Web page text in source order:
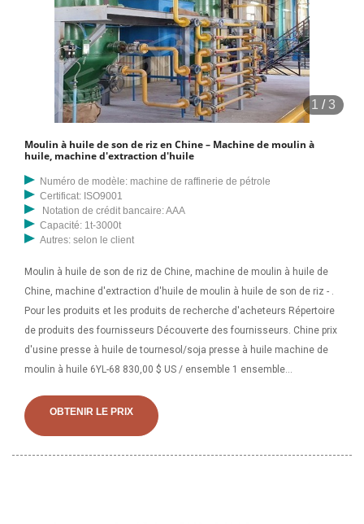
1 /3
Moulin à huile de son de riz en Chine – Machine de moulin à
huile, machine d'extraction d'huile
Numéro de modèle: machine de raffinerie de pétrole
Certificat: ISO9001
Notation de crédit bancaire: AAA
Capacité: 1t-3000t
Autres: selon le client
Moulin à huile de son de riz de Chine, machine de moulin à huile de
Chine, machine d'extraction d'huile de moulin à huile de son de riz - .
Pour les produits et les produits de recherche d'acheteurs Répertoire
de produits des fournisseurs Découverte des fournisseurs. Chine prix
d'usine presse à huile de tournesol/soja presse à huile machine de
moulin à huile 6YL-68 830,00 $ US / ensemble 1 ensemble
Machinery Sales Co., Ltd. 93,5 % 4,5 (9) Contacter le fournisseur 1/6. ..
OBTENIR LE PRIX